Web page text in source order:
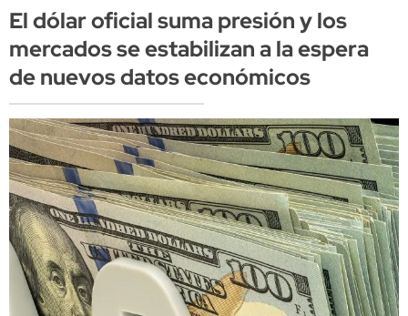
El dólar oficial suma presión y los
mercados se estabilizan a la espera
de nuevos datos económicos